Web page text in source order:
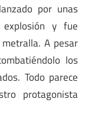
por unas
y fue
A pesar
los
Todo parece
protagonista